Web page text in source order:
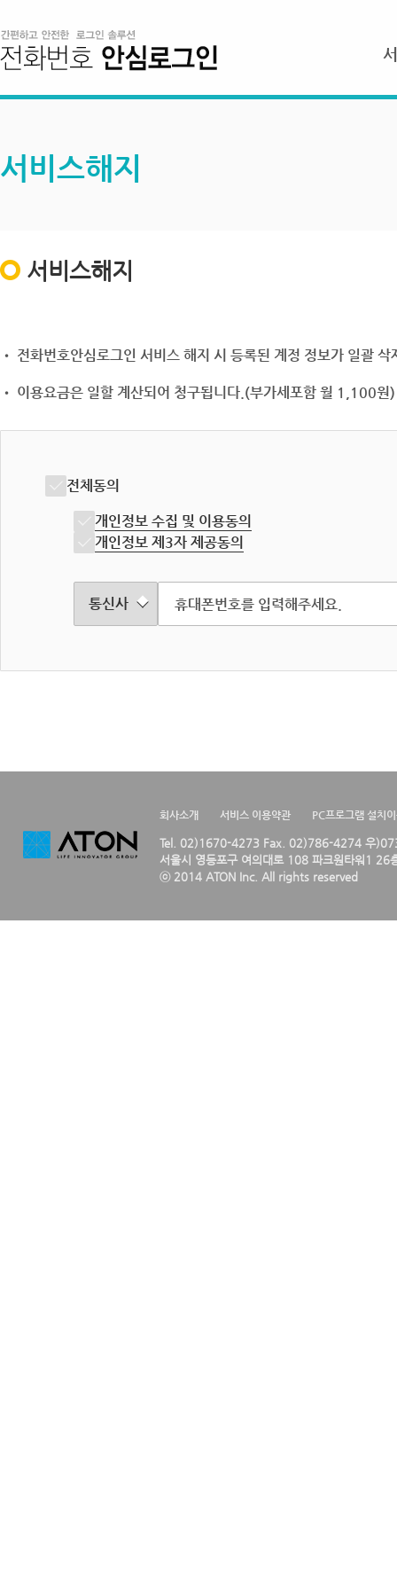
서비스해지
서비스해지
• 전화번호안심로그인 서비스 해지 시 등록된 계정 정보가 일괄
• 이용요금은 일할 계산되어 청구됩니다.(부가세포함 월 1,100원)
전체동의
개인정보 수집 및 이용동의
개인정보 제3자 제공동의
회사소개 서비스 이용약관 PC프로그램 설치
Tel. 02)1670-4273 Fax. 02)786-4274 우
서울시 영등포구 여의대로 108 파크원타워1 26
ⓒ 2014 ATON Inc. All rights reserved